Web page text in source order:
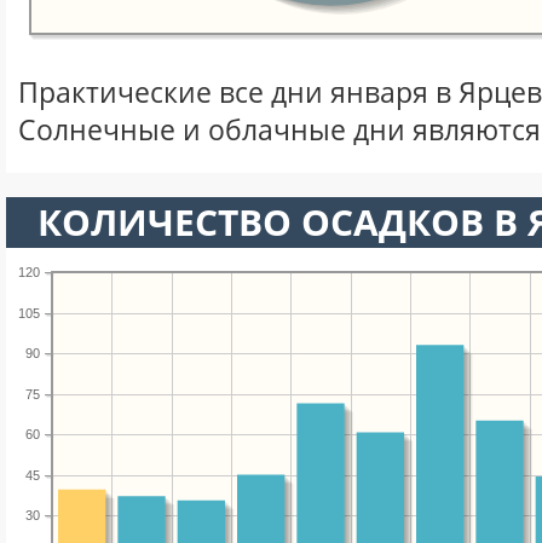
Практические все дни января в
Солнечные и облачные дни
КОЛИЧЕСТВО ОСАДКОВ В
30
45
60
75
90
105
120